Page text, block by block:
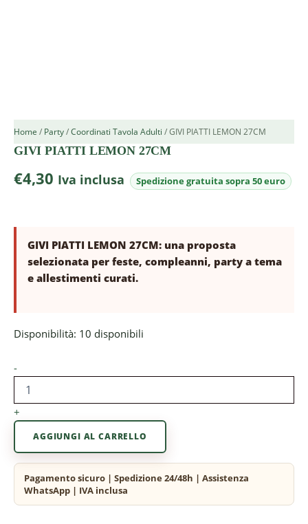
Home / Party/Coordinati Tavola Adulti / GIVI PIATTI LEMON 27CM
GIVI PIATTI LEMON 27CM
€4,30 Iva inclusa
GIVI PIATTI LEMON 27CM: una proposta
selezionata per feste, compleanni, party a tema
e allestimenti curati.
Disponibilità: 10 disponibili
-
+
AGGIUNGI AL CARRELLO